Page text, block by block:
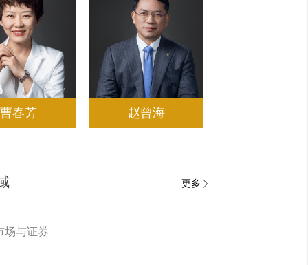
曹春芳 赵曾海
更多
场与证券